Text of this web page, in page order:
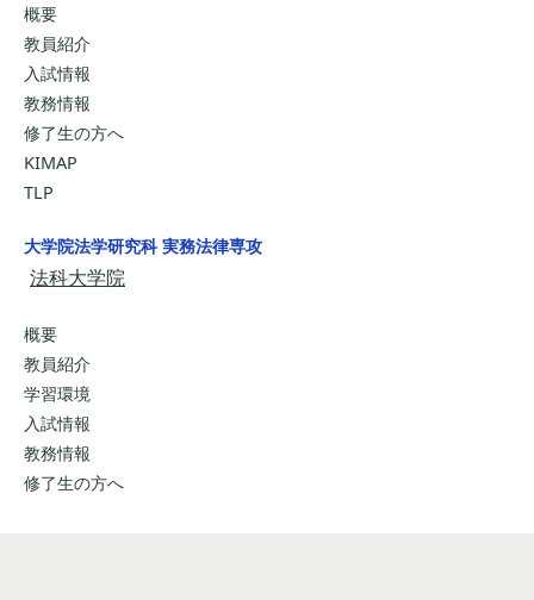
概要
教員紹介
入試情報
教務情報
修了生の方へ
KIMAP
TLP
大学院法学研究科 実務法律専攻
法科大学院
概要
教員紹介
学習環境
入試情報
教務情報
修了生の方へ